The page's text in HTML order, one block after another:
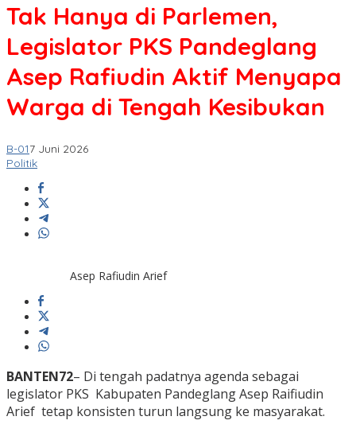
Tak Hanya di Parlemen,
Legislator PKS Pandeglang
Asep Rafiudin Aktif Menyapa
Warga di Tengah Kesibukan
B-017 Juni 2026
Politik
Asep Rafiudin Arief
BANTEN72– Di tengah padatnya agenda sebagai
legislator PKS Kabupaten Pandeglang Asep Raifiudin
Arief tetap konsisten turun langsung ke masyarakat.